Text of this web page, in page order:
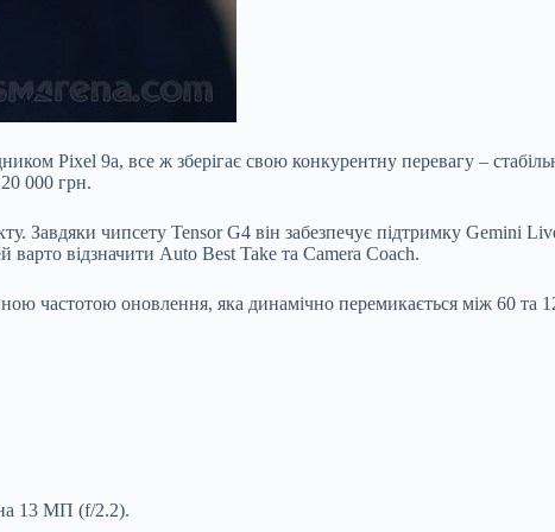
Pixel 9a, все ж зберігає свою конкурентну перевагу –
000 грн.
Завдяки чипсету Tensor G4 він забезпечує підтримку Gemini
відзначити Auto Best Take та Camera Coach.
частотою оновлення, яка динамічно перемикається між 60 та
13 МП (f/2.2).